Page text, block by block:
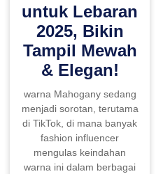
untuk Lebaran
2025, Bikin
Tampil Mewah
& Elegan!
warna Mahogany sedang
menjadi sorotan, terutama
di TikTok, di mana banyak
fashion influencer
mengulas keindahan
warna ini dalam berbagai